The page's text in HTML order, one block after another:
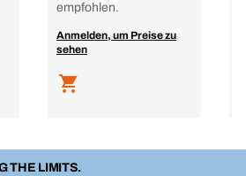
empfohlen.
Anmelden, um Preise zu
sehen
THE LIMITS.